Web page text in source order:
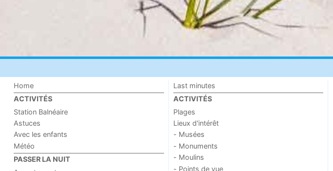
Home
ACTIVITÉS
Station Balnéaire
Astuces
Avec les enfants
Météo
PASSER LA NUIT
Last minutes
ACTIVITÉS
Plages
Lieux d'intérêt
- Musées
- Monuments
- Moulins
- Points de vue